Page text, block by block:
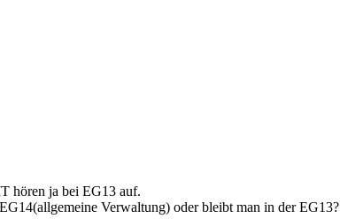
hören ja bei EG13 auf.
Verwaltung) oder bleibt man in der EG13?